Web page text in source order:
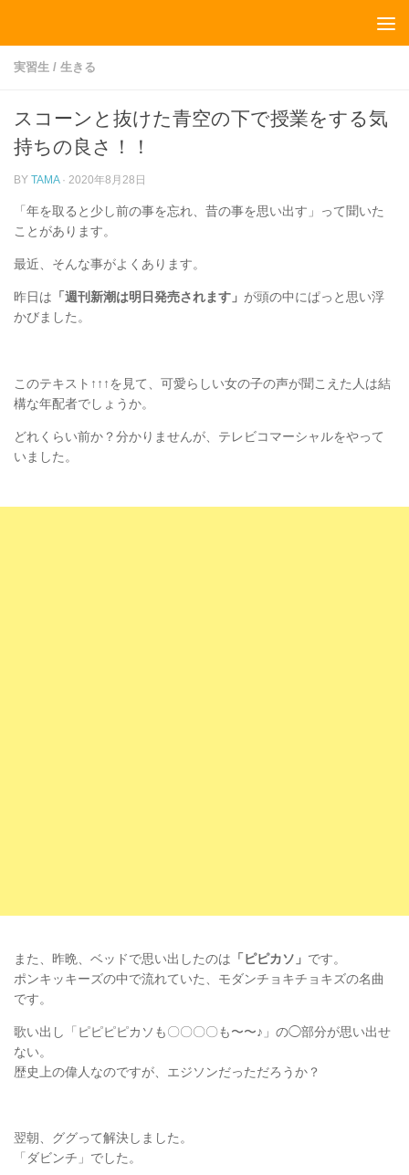
実習生 / 生きる
スコーンと抜けた青空の下で授業をする気
持ちの良さ！！
BY TAMA · 2020年8月28日
「年を取ると少し前の事を忘れ、昔の事を思い出す」って聞いた
ことがあります。
最近、そんな事がよくあります。
昨日は 「週刊新潮は明日発売されます」 が頭の中にぱっと思い浮
かびました。
このテキスト↑↑↑を見て、可愛らしい女の子の声が聞こえた人は結
構な年配者でしょうか。
どれくらい前か？分かりませんが、テレビコマーシャルをやって
いました。
また、昨晩、ベッドで思い出したのは 「ピピカソ」 です。
ポンキッキーズの中で流れていた、モダンチョキチョキズの名曲
です。
歌い出し「ピピピピカソも〇〇〇〇も〜〜♪」の◯部分が思い出せ
ない。
歴史上の偉人なのですが、エジソンだっただろうか？
翌朝、ググって解決しました。
「ダビンチ」でした。